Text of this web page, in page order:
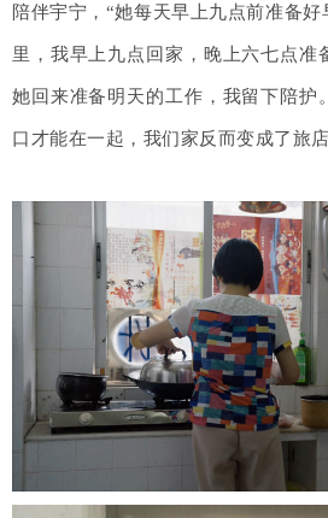
陪伴宇宁，“她每天早上九点前准备
里，我早上九点回家，晚上六七点准
她回来准备明天的工作，我留下陪护
口才能在一起，我们家反而变成了旅